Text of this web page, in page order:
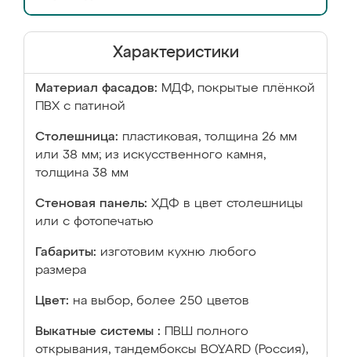
Характеристики
Материал фасадов: МДФ, покрытые плёнкой
ПВХ с патиной
Столешница: пластиковая, толщина 26 мм
или 38 мм; из искусственного камня,
толщина 38 мм
Стеновая панель: ХДФ в цвет столешницы
или с фотопечатью
Габариты: изготовим кухню любого
размера
Цвет: на выбор, более 250 цветов
Выкатные системы :
ПВШ полного
открывания, тандембоксы BOYARD (Россия),